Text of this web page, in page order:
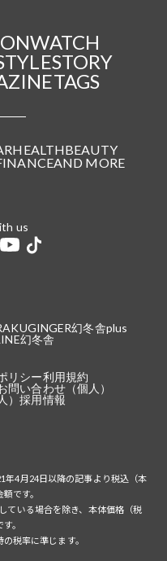
WATCH
STORY
TAGS
HEALTHBEAUTY
AND MORE
us
GINGER幻冬舎plus
幻冬舎
リシー利用規約
問い合わせ（個人）
）採用情報
4月24日以降の記事より税込（本
です。
ている場合を除き、本体価格（税
。
税率に準じます。